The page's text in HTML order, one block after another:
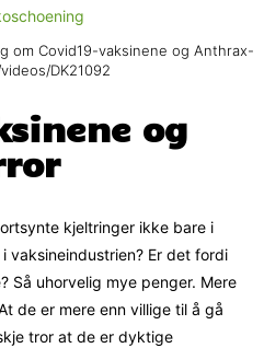
om Covid19-vaksinene og Anthrax-
DK21092
og
kjeltringer ikke bare i
vaksineindustrien? Er det fordi
Så uhorvelig mye penger. Mere
de er mere enn villige til å gå
tror at de er dyktige